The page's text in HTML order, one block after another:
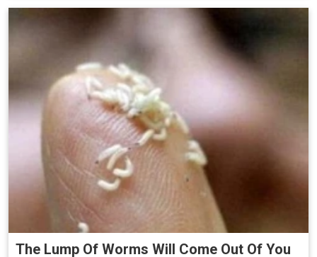
The Lump Of Worms Will Come Out Of You